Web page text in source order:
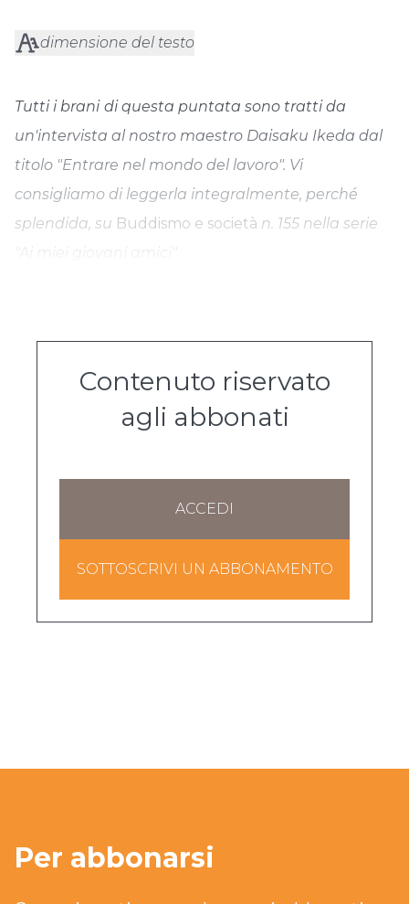
dimensione del testo
Tutti i brani di questa puntata sono tratti da
un'intervista al nostro maestro Daisaku Ikeda dal
titolo "Entrare nel mondo del lavoro". Vi
consigliamo di leggerla integralmente, perché
splendida, su Buddismo e società n. 155 nella serie
Contenuto riservato
agli abbonati
ACCEDI
SOTTOSCRIVI UN ABBONAMENTO
Per abbonarsi